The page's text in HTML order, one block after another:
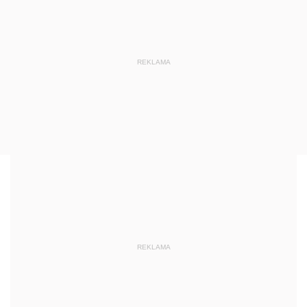
REKLAMA
REKLAMA